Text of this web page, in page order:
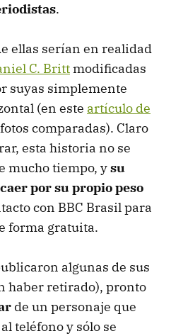
.
ellas serían en realidad
C. Britt modificadas
suyas simplemente
(en este artículo de
comparadas). Claro
esta historia no se
mucho tiempo, ysu
por su propio peso
con BBC Brasil para
forma gratuita.
algunas de sus
haber retirado), pronto
de un personaje que
teléfono y sólo se